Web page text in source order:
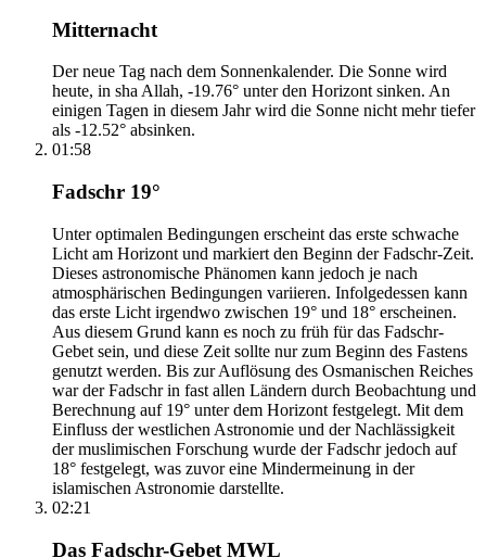
Mitternacht
Der neue Tag nach dem Sonnenkalender. Die Sonne wird
heute, in sha Allah, -19.76° unter den Horizont sinken. An
einigen Tagen in diesem Jahr wird die Sonne nicht mehr tiefer
als -12.52° absinken.
01:58
Fadschr 19°
Unter optimalen Bedingungen erscheint das erste schwache
Licht am Horizont und markiert den Beginn der Fadschr-Zeit.
Dieses astronomische Phänomen kann jedoch je nach
atmosphärischen Bedingungen variieren. Infolgedessen kann
das erste Licht irgendwo zwischen 19° und 18° erscheinen.
Aus diesem Grund kann es noch zu früh für das Fadschr-
Gebet sein, und diese Zeit sollte nur zum Beginn des Fastens
genutzt werden. Bis zur Auflösung des Osmanischen Reiches
war der Fadschr in fast allen Ländern durch Beobachtung und
Berechnung auf 19° unter dem Horizont festgelegt. Mit dem
Einfluss der westlichen Astronomie und der Nachlässigkeit
der muslimischen Forschung wurde der Fadschr jedoch auf
18° festgelegt, was zuvor eine Mindermeinung in der
islamischen Astronomie darstellte.
02:21
Das Fadschr-Gebet MWL